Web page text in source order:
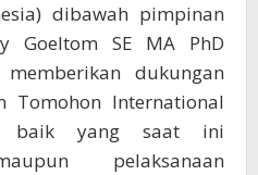
dibawah pimpinan
Goeltom SE MA PhD
dukungan
Tomohon International
baik yang saat ini
pelaksanaan